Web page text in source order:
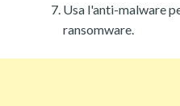
Usa l'anti-malware
ransomware.